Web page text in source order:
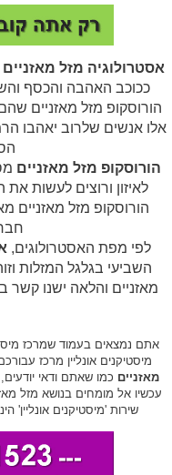
אסטרולוגיה מזל מאזניים
ככוכב האהבה והכסף
הורוסקופ מזל מאזניים שהם
אלו אנשים שלרוב יאהבו
הורוסקופ מזל מאזניים
לאיזון ורוצים לעשות
הורוסקופ מזל מאזניים
לפי מפת האסטרולוגים,
השביעי בגלגל המזלות
מאזניים והלאה ישנו
אתם נמצאים בעמוד שמרכז
מיסטיקנים אונליין מרכז
מאזניים כמו שאתם ודאי
עכשיו אל מומחים בנושא מזל
שירות 'מיסטיקנים אונליין'